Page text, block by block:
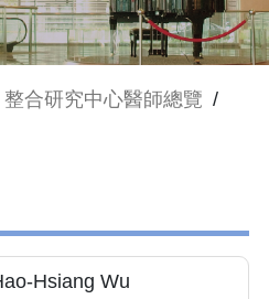
整合研究中心醫師總覽 /